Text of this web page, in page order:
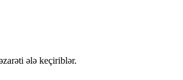
ələ keçiriblər.